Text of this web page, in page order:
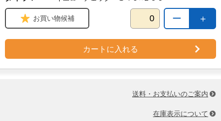
＋
ー
お買い物候補
カートに入れる
送料・お支払いのご案内
在庫表示について